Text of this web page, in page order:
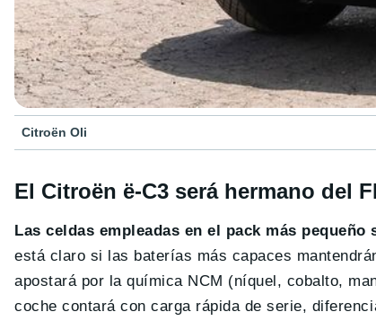
Citroën Oli
El Citroën ë-C3 será hermano del
Las celdas empleadas en el pack más
está claro si las baterías más capaces
apostará por la química NCM (níquel, cobalto,
coche contará con carga rápida de serie,